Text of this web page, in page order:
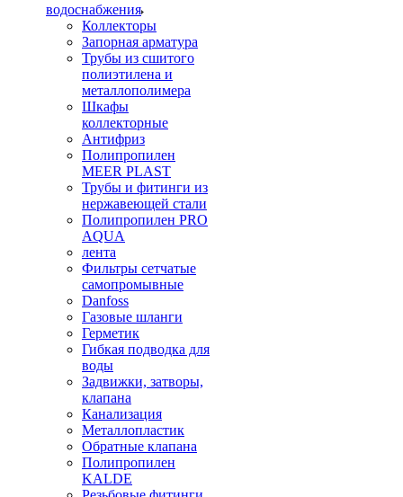
водоснабжения
Коллекторы
Запорная арматура
Трубы из сшитого
полиэтилена и
металлополимера
Шкафы
коллекторные
Антифриз
Полипропилен
MEER PLAST
Трубы и фитинги из
нержавеющей стали
Полипропилен PRO
AQUA
лента
Фильтры сетчатые
самопромывные
Danfoss
Газовые шланги
Герметик
Гибкая подводка для
воды
Задвижки, затворы,
клапана
Канализация
Металлопластик
Обратные клапана
Полипропилен
KALDE